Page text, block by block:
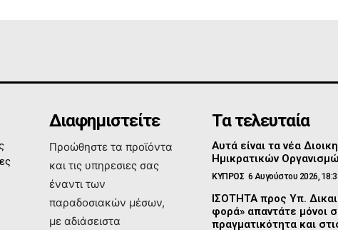
Διαφημιστείτε
Προώθηστε τα προϊόντα
και τις υπηρεσιες σας
έναντι των
παραδοσιακών μέσων,
με αδιάσειστα
Τα τελευταία
Αυτά είναι τα νέα
Ημικρατικών
ΚΥΠΡΟΣ 6 Αυγούστου 2026,
ΙΣΟΤΗΤΑ προς Υπ.
φορά» απαντάτε μόνοι
πραγματικότητα και